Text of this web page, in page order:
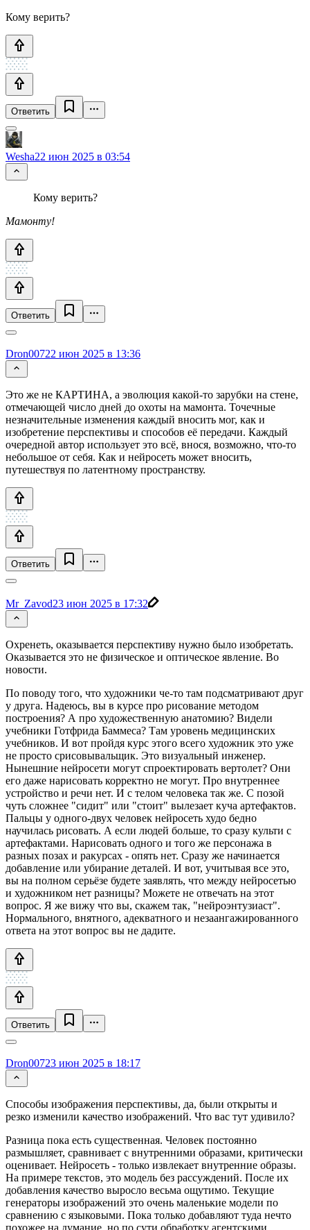
Кому верить?
Ответить
Wesha22 июн 2025 в 03:54
Кому верить?
Мамонту!
Ответить
Dron00722 июн 2025 в 13:36
Это же не КАРТИНА, а эволюция какой-то зарубки на стене,
отмечающей число дней до охоты на мамонта. Точечные
незначительные изменения каждый вносить мог, как и
изобретение перспективы и способов её передачи. Каждый
очередной автор использует это всё, внося, возможно, что-то
небольшое от себя. Как и нейросеть может вносить,
путешествуя по латентному пространству.
Ответить
Mr_Zavod23 июн 2025 в 17:32
Охренеть, оказывается перспективу нужно было изобретать.
Оказывается это не физическое и оптическое явление. Во
новости.
По поводу того, что художники че-то там подсматривают друг
у друга. Надеюсь, вы в курсе про рисование методом
построения? А про художественную анатомию? Видели
учебники Готфрида Баммеса? Там уровень медицинских
учебников. И вот пройдя курс этого всего художник это уже
не просто срисовывальщик. Это визуальный инженер.
Нынешние нейросети могут спроектировать вертолет? Они
его даже нарисовать корректно не могут. Про внутреннее
устройство и речи нет. И с телом человека так же. С позой
чуть сложнее "сидит" или "стоит" вылезает куча артефактов.
Пальцы у одного-двух человек нейросеть худо бедно
научилась рисовать. А если людей больше, то сразу культи с
артефактами. Нарисовать одного и того же персонажа в
разных позах и ракурсах - опять нет. Сразу же начинается
добавление или убирание деталей. И вот, учитывая все это,
вы на полном серьёзе будете заявлять, что между нейросетью
и художником нет разницы? Можете не отвечать на этот
вопрос. Я же вижу что вы, скажем так, "нейроэнтузиаст".
Нормального, внятного, адекватного и незаангажированного
ответа на этот вопрос вы не дадите.
Ответить
Dron00723 июн 2025 в 18:17
Способы изображения перспективы, да, были открыты и
резко изменили качество изображений. Что вас тут удивило?
Разница пока есть существенная. Человек постоянно
размышляет, сравнивает с внутренними образами, критически
оценивает. Нейросеть - только извлекает внутренние образы.
На примере текстов, это модель без рассуждений. После их
добавления качество выросло весьма ощутимо. Текущие
генераторы изображений это очень маленькие модели по
сравнению с языковыми. Пока только добавляют туда нечто
похожее на думание, но по сути обработку агентскими